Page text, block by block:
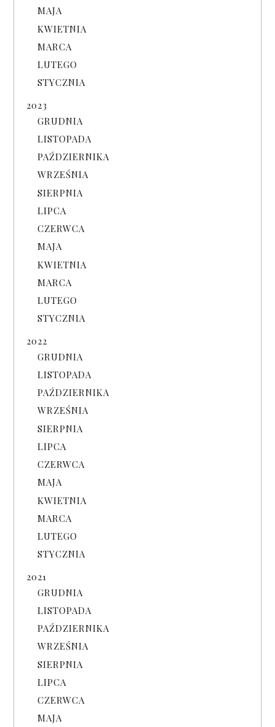
MAJA
KWIETNIA
MARCA
LUTEGO
STYCZNIA
2023
GRUDNIA
LISTOPADA
PAŹDZIERNIKA
WRZEŚNIA
SIERPNIA
LIPCA
CZERWCA
MAJA
KWIETNIA
MARCA
LUTEGO
STYCZNIA
2022
GRUDNIA
LISTOPADA
PAŹDZIERNIKA
WRZEŚNIA
SIERPNIA
LIPCA
CZERWCA
MAJA
KWIETNIA
MARCA
LUTEGO
STYCZNIA
2021
GRUDNIA
LISTOPADA
PAŹDZIERNIKA
WRZEŚNIA
SIERPNIA
LIPCA
CZERWCA
MAJA